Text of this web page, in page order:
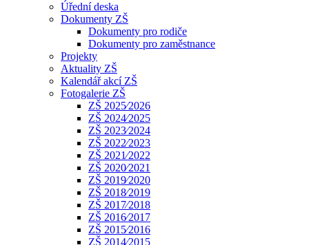
Úřední deska
Dokumenty ZŠ
Dokumenty pro rodiče
Dokumenty pro zaměstnance
Projekty
Aktuality ZŠ
Kalendář akcí ZŠ
Fotogalerie ZŠ
ZŠ 2025⁄2026
ZŠ 2024⁄2025
ZŠ 2023⁄2024
ZŠ 2022⁄2023
ZŠ 2021⁄2022
ZŠ 2020⁄2021
ZŠ 2019⁄2020
ZŠ 2018⁄2019
ZŠ 2017⁄2018
ZŠ 2016⁄2017
ZŠ 2015⁄2016
ZŠ 2014⁄2015